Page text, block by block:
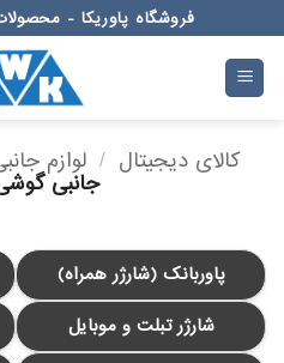
to
content
فروشگاه پاوریکا -
کالای دیجیتال / لوازم
جانبی
پاوربانک (شارژر همراه)
شارژر تبلت و موبایل